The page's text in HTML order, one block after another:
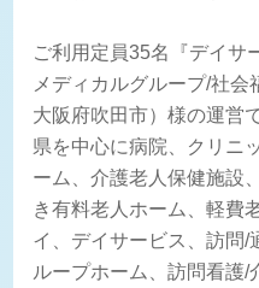
ご利用定員35名『デイサ
メディカルグループ/社会
大阪府吹田市）様の運営
県を中心に病院、クリニ
ーム、介護老人保健施設
き有料老人ホーム、軽費
イ、デイサービス、訪問/
ループホーム、訪問看護